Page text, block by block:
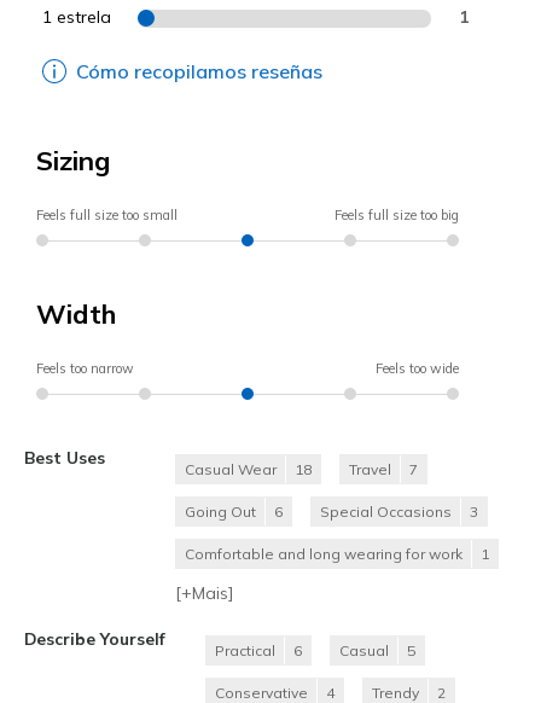
1 estrela 1
Cómo recopilamos reseñas
Sizing
Feels full size too small Feels full size too big
Width
Feels too narrow Feels too wide
Best Uses
Casual Wear 18 Travel 7
Going Out 6 Special Occasions 3
Comfortable and long wearing for work 1
[+Mais]
Describe Yourself
Practical 6 Casual 5
Conservative 4 Trendy 2